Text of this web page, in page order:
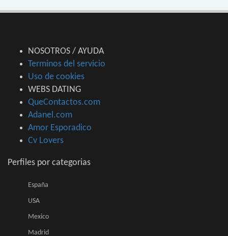
NOSOTROS / AYUDA
Terminos del servicio
Uso de cookies
WEBS DATING
QueContactos.com
Adanel.com
Amor Esporadico
Cv Lovers
Perfiles por categorias
España
USA
Mexico
Madrid